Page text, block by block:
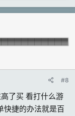
#8
了买 看打什么游
捷的办法就是百